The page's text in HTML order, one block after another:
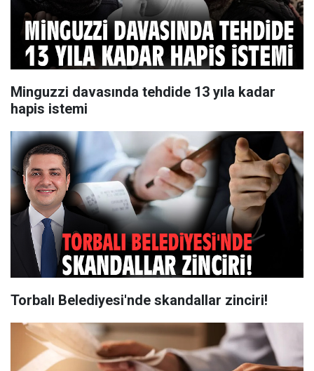
Minguzzi davasında tehdide 13 yıla kadar
hapis istemi
Torbalı Belediyesi'nde skandallar zinciri!